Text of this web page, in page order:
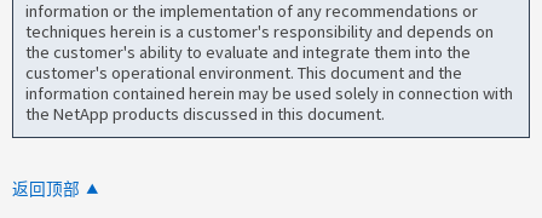
information or the implementation of any recommendations or
techniques herein is a customer's responsibility and depends on
the customer's ability to evaluate and integrate them into the
customer's operational environment. This document and the
information contained herein may be used solely in connection with
the NetApp products discussed in this document.
返回顶部